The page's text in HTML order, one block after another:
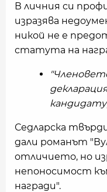
В личния си
изразява
никой не е
статута на
Седларска
дали романът
отличието, но
непоносимост
награди".